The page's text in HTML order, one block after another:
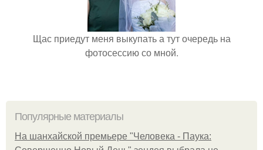
Щас приедут меня выкупать а тут очередь на
фотосессию со мной.
Популярные материалы
На шанхайской премьере "Человека - Паука: